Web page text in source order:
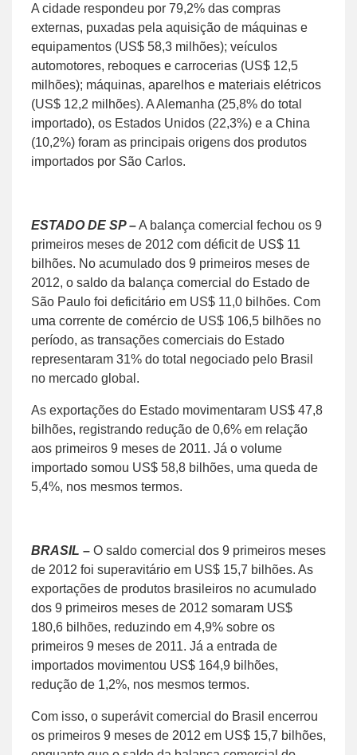
A cidade respondeu por 79,2% das compras
externas, puxadas pela aquisição de máquinas e
equipamentos (US$ 58,3 milhões); veículos
automotores, reboques e carrocerias (US$ 12,5
milhões); máquinas, aparelhos e materiais elétricos
(US$ 12,2 milhões). A Alemanha (25,8% do total
importado), os Estados Unidos (22,3%) e a China
(10,2%) foram as principais origens dos produtos
importados por São Carlos.
ESTADO DE SP –A balança comercial fechou os 9
primeiros meses de 2012 com déficit de US$ 11
bilhões. No acumulado dos 9 primeiros meses de
2012, o saldo da balança comercial do Estado de
São Paulo foi deficitário em US$ 11,0 bilhões. Com
uma corrente de comércio de US$ 106,5 bilhões no
período, as transações comerciais do Estado
representaram 31% do total negociado pelo Brasil
no mercado global.
As exportações do Estado movimentaram US$ 47,8
bilhões, registrando redução de 0,6% em relação
aos primeiros 9 meses de 2011. Já o volume
importado somou US$ 58,8 bilhões, uma queda de
5,4%, nos mesmos termos.
BRASIL – O saldo comercial dos 9 primeiros meses
de 2012 foi superavitário em US$ 15,7 bilhões. As
exportações de produtos brasileiros no acumulado
dos 9 primeiros meses de 2012 somaram US$
180,6 bilhões, reduzindo em 4,9% sobre os
primeiros 9 meses de 2011. Já a entrada de
importados movimentou US$ 164,9 bilhões,
redução de 1,2%, nos mesmos termos.
Com isso, o superávit comercial do Brasil encerrou
os primeiros 9 meses de 2012 em US$ 15,7 bilhões,